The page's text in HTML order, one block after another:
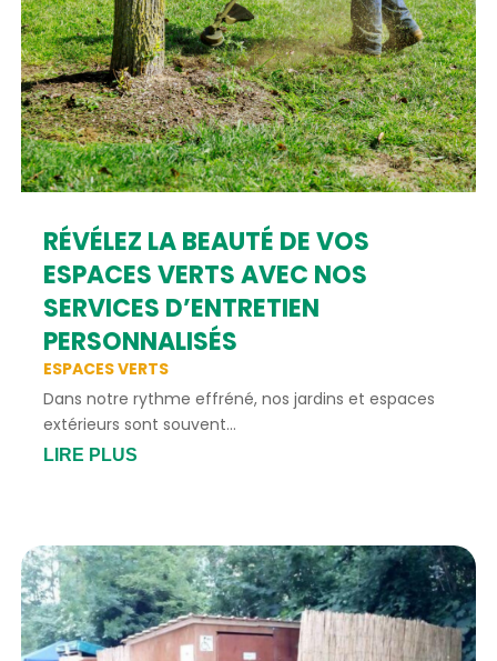
RÉVÉLEZ LA BEAUTÉ DE VOS
ESPACES VERTS AVEC NOS
SERVICES D’ENTRETIEN
PERSONNALISÉS
ESPACES VERTS
Dans notre rythme effréné, nos jardins et espaces
extérieurs sont souvent...
LIRE PLUS